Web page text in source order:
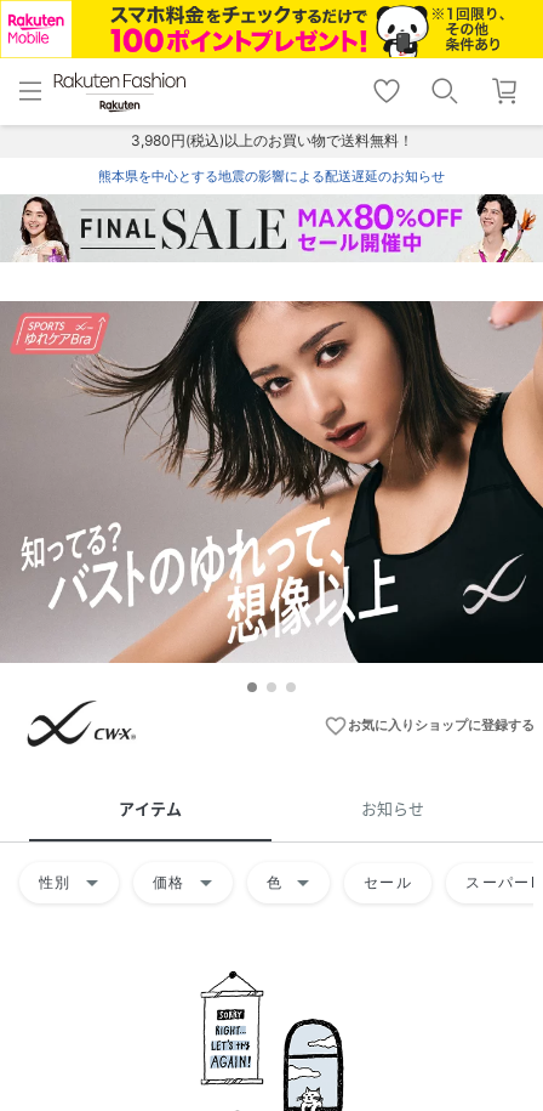
menu home
トップ
shopping_cart lock_outline
ログイン
3,980円(税込)以上のお買い物で送料無料！
熊本県を中心とする地震の影響による配送遅延のお知らせ
favorite_borderお気に入りショップに登録する
アイテム お知らせ
性別 arrow_drop_down 価格 arrow_drop_down 色 arrow_drop_down セール スーパー